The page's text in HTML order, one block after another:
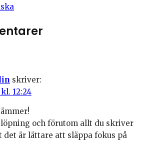
skriver:
12:24
och förutom allt du skriver
det är lättare att släppa fokus på